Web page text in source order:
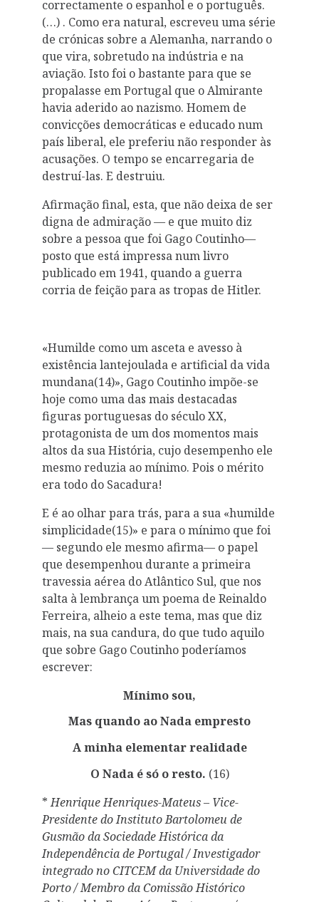
correctamente o espanhol e o português.
(…) . Como era natural, escreveu uma série
de crónicas sobre a Alemanha, narrando o
que vira, sobretudo na indústria e na
aviação. Isto foi o bastante para que se
propalasse em Portugal que o Almirante
havia aderido ao nazismo. Homem de
convicções democráticas e educado num
país liberal, ele preferiu não responder às
acusações. O tempo se encarregaria de
destruí-las. E destruiu.
Afirmação final, esta, que não deixa de ser
digna de admiração — e que muito diz
sobre a pessoa que foi Gago Coutinho—
posto que está impressa num livro
publicado em 1941, quando a guerra
corria de feição para as tropas de Hitler.
«Humilde como um asceta e avesso à
existência lantejoulada e artificial da vida
mundana(14)», Gago Coutinho impõe-se
hoje como uma das mais destacadas
figuras portuguesas do século XX,
protagonista de um dos momentos mais
altos da sua História, cujo desempenho ele
mesmo reduzia ao mínimo. Pois o mérito
era todo do Sacadura!
E é ao olhar para trás, para a sua «humilde
simplicidade(15)» e para o mínimo que foi
— segundo ele mesmo afirma— o papel
que desempenhou durante a primeira
travessia aérea do Atlântico Sul, que nos
salta à lembrança um poema de Reinaldo
Ferreira, alheio a este tema, mas que diz
mais, na sua candura, do que tudo aquilo
que sobre Gago Coutinho poderíamos
escrever:
Mínimo sou,
Mas quando ao Nada empresto
A minha elementar realidade
O Nada é só o resto. (16)
*Henrique Henriques-Mateus – Vice-
Presidente do Instituto Bartolomeu de
Gusmão da Sociedade Histórica da
Independência de Portugal / Investigador
integrado no CITCEM da Universidade do
Porto / Membro da Comissão Histórico